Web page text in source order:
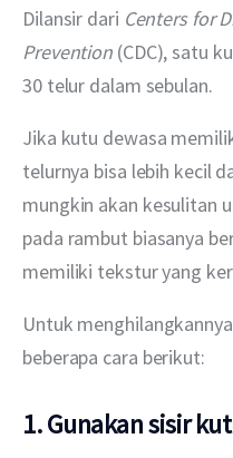
Dilansir dari Centers for
Prevention (CDC), satu
30 telur dalam sebulan.
Jika kutu dewasa
telurnya bisa lebih kecil
mungkin akan kesulitan
pada rambut biasanya
memiliki tekstur yang
Untuk
beberapa cara berikut:
1. Gunakan sisir